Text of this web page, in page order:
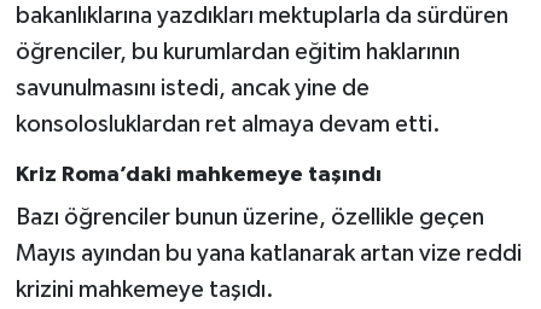
bakanlıklarına yazdıkları mektuplarla da sürdüren
öğrenciler, bu kurumlardan eğitim haklarının
savunulmasını istedi, ancak yine de
konsolosluklardan ret almaya devam etti.
Kriz Roma’daki mahkemeye taşındı
Bazı öğrenciler bunun üzerine, özellikle geçen
Mayıs ayından bu yana katlanarak artan vize reddi
krizini mahkemeye taşıdı.